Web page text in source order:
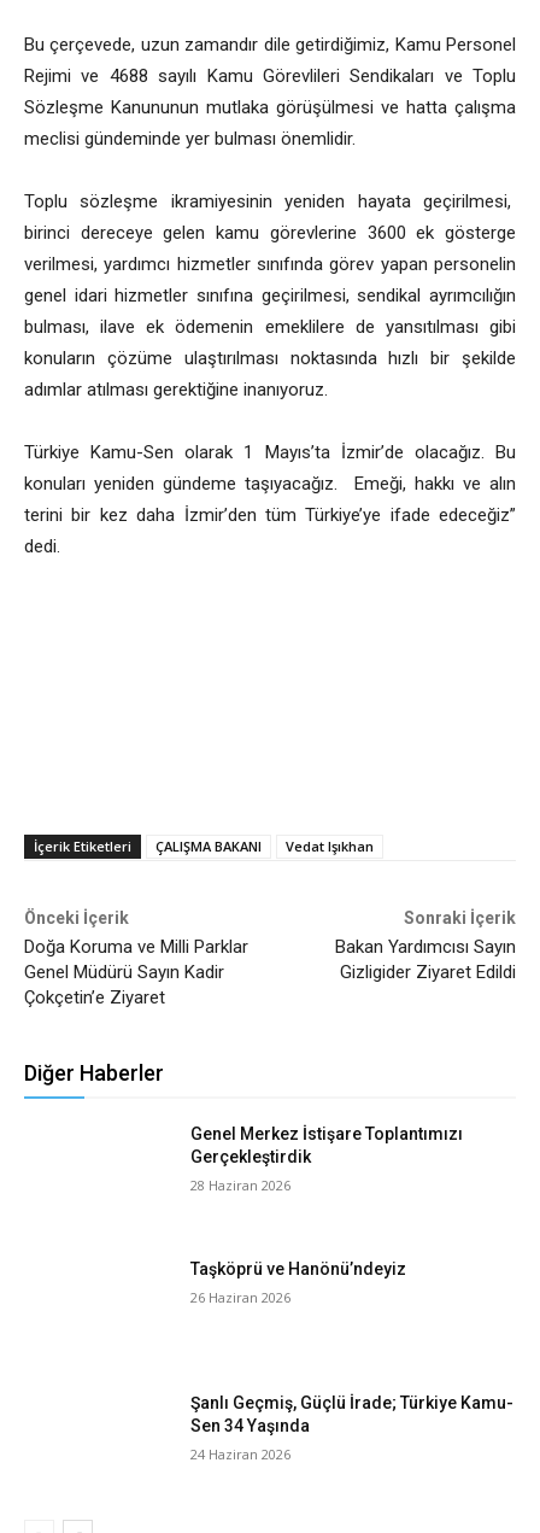
Bu çerçevede, uzun zamandır dile getirdiğimiz, Kamu Personel
Rejimi ve 4688 sayılı Kamu Görevlileri Sendikaları ve Toplu
Sözleşme Kanununun mutlaka görüşülmesi ve hatta çalışma
meclisi gündeminde yer bulması önemlidir.
Toplu sözleşme ikramiyesinin yeniden hayata geçirilmesi,
birinci dereceye gelen kamu görevlerine 3600 ek gösterge
verilmesi, yardımcı hizmetler sınıfında görev yapan personelin
genel idari hizmetler sınıfına geçirilmesi, sendikal ayrımcılığın
bulması, ilave ek ödemenin emeklilere de yansıtılması gibi
konuların çözüme ulaştırılması noktasında hızlı bir şekilde
adımlar atılması gerektiğine inanıyoruz.
Türkiye Kamu-Sen olarak 1 Mayıs’ta İzmir’de olacağız. Bu
konuları yeniden gündeme taşıyacağız. Emeği, hakkı ve alın
terini bir kez daha İzmir’den tüm Türkiye’ye ifade edeceğiz”
dedi.
İçerik Etiketleri ÇALIŞMA BAKANI Vedat Işıkhan
Önceki İçerik
Doğa Koruma ve Milli Parklar
Genel Müdürü Sayın Kadir
Çokçetin’e Ziyaret
Sonraki İçerik
Bakan Yardımcısı Sayın
Gizligider Ziyaret Edildi
Diğer Haberler
Genel Merkez İstişare Toplantımızı
Gerçekleştirdik
28 Haziran 2026
Taşköprü ve Hanönü’ndeyiz
26 Haziran 2026
Şanlı Geçmiş, Güçlü İrade; Türkiye Kamu-
Sen 34 Yaşında
24 Haziran 2026